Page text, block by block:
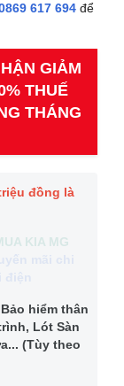
617 694 để
GIẢM
THUẾ
THÁNG
đồng là
KIA MG
Bảo hiểm thân
Lót Sàn
(Tùy theo